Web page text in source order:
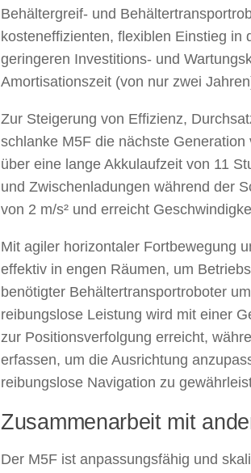
Behältergreif- und
kosteneffizienten, flexiblen Einstieg in
geringeren Investitions- und
Amortisationszeit (von nur zwei
Zur Steigerung von Effizienz,
schlanke M5F die nächste
über eine lange Akkulaufzeit von 11
und Zwischenladungen während der
von 2 m/s² und erreicht
Mit agiler horizontaler Fortbewegung
effektiv in engen Räumen, um
benötigter Behältertransportroboter
reibungslose Leistung wird mit einer
zur Positionsverfolgung erreicht,
erfassen, um die Ausrichtung
reibungslose Navigation zu
Zusammenarbeit mit
Der M5F ist anpassungsfähig und